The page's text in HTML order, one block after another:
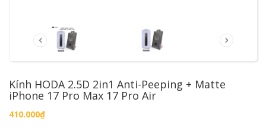
Kính HODA 2.5D 2in1 Anti-Peeping + Matte
iPhone 17 Pro Max 17 Pro Air
410.000₫